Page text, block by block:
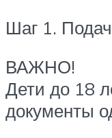
Шаг 1.
ВАЖНО!
Дети до 18
документы